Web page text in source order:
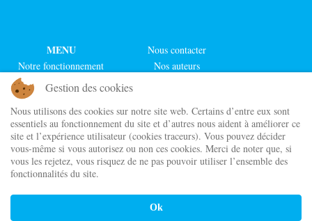
MENU
Nous contacter
Notre fonctionnement
Nos auteurs
Nos actualités
Notre boutique
Nos chroniqueurs
Nos séries
Maison d'édition indépendante
Cordes de lune Éditions
Gestion des cookies
Nous utilisons des cookies sur notre site web. Certains d’entre eux sont
essentiels au fonctionnement du site et d’autres nous aident à améliorer ce
site et l’expérience utilisateur (cookies traceurs). Vous pouvez décider
vous-même si vous autorisez ou non ces cookies. Merci de noter que, si
vous les rejetez, vous risquez de ne pas pouvoir utiliser l’ensemble des
fonctionnalités du site.
Ok